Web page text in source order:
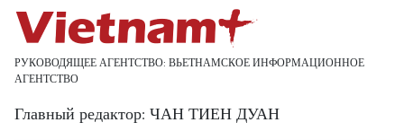
РУКОВОДЯЩЕЕ АГЕНТСТВО: ВЬЕТНАМСКОЕ ИНФОРМАЦИОННОЕ
АГЕНТСТВО
Главный редактор: ЧАН ТИЕН ДУАН